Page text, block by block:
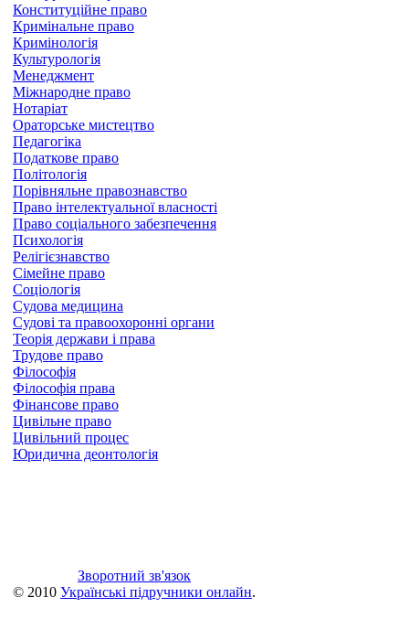
Конституційне право
Кримінальне право
Кримінологія
Культурологія
Менеджмент
Міжнародне право
Нотаріат
Ораторське мистецтво
Педагогіка
Податкове право
Політологія
Порівняльне правознавство
Право інтелектуальної власності
Право соціального забезпечення
Психологія
Релігієзнавство
Сімейне право
Соціологія
Судова медицина
Судові та правоохоронні органи
Теорія держави і права
Трудове право
Філософія
Філософія права
Фінансове право
Цивільне право
Цивільний процес
Юридична деонтологія
Зворотний зв'язок
© 2010 Українські підручники онлайн.